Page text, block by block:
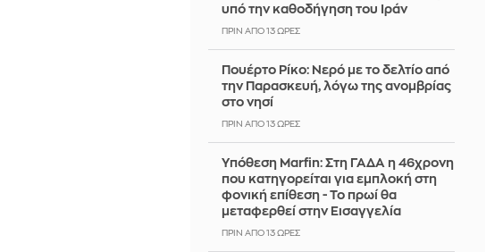
υπό την καθοδήγηση του Ιράν
ΠΡΙΝ ΑΠΌ 13 ΏΡΕΣ
Πουέρτο Ρίκο: Νερό με το δελτίο από
την Παρασκευή, λόγω της ανομβρίας
στο νησί
ΠΡΙΝ ΑΠΌ 13 ΏΡΕΣ
Υπόθεση Marfin: Στη ΓΑΔΑ η 46χρονη
που κατηγορείται για εμπλοκή στη
φονική επίθεση - Το πρωί θα
μεταφερθεί στην Εισαγγελία
ΠΡΙΝ ΑΠΌ 13 ΏΡΕΣ